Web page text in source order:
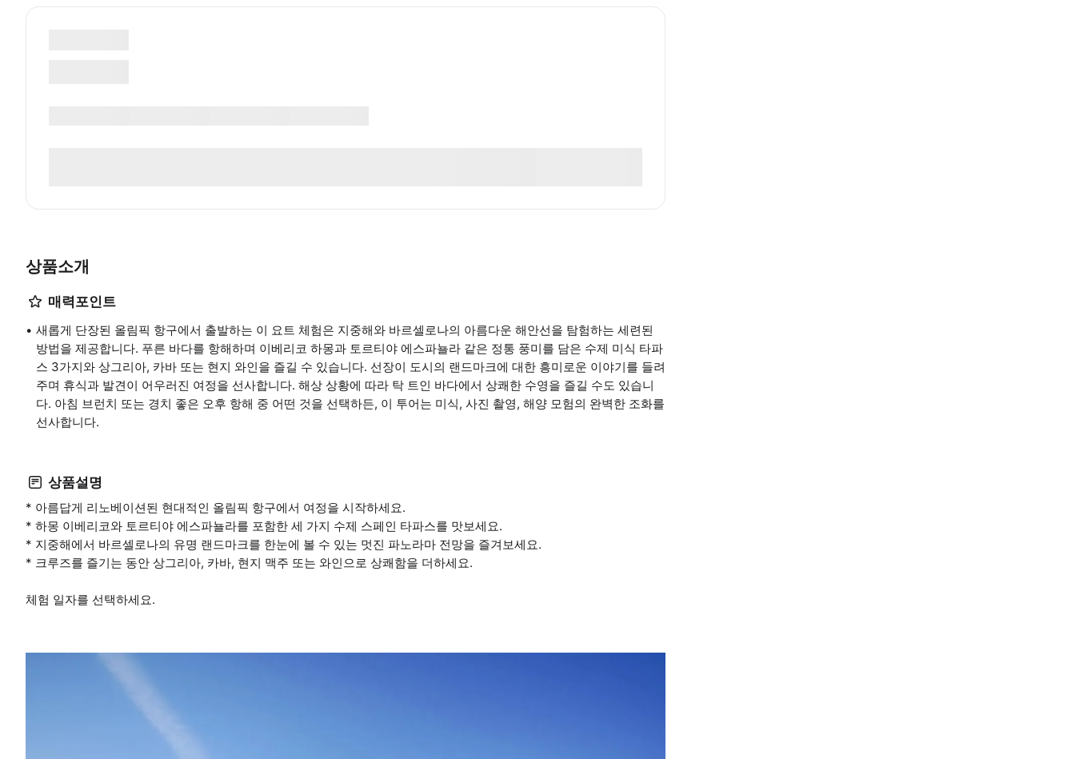
상품소개
매력포인트
새롭게 단장된 올림픽 항구에서 출발하는 이 요트 체험은 지중해와 바르셀로나의 아름다운 해안선을 탐험하는 세련된
방법을 제공합니다. 푸른 바다를 항해하며 이베리코 하몽과 토르티야 에스파뇰라 같은 정통 풍미를 담은 수제 미식 타파
스 3가지와 상그리아, 카바 또는 현지 와인을 즐길 수 있습니다. 선장이 도시의 랜드마크에 대한 흥미로운 이야기를 들려
주며 휴식과 발견이 어우러진 여정을 선사합니다. 해상 상황에 따라 탁 트인 바다에서 상쾌한 수영을 즐길 수도 있습니
다. 아침 브런치 또는 경치 좋은 오후 항해 중 어떤 것을 선택하든, 이 투어는 미식, 사진 촬영, 해양 모험의 완벽한 조화를
선사합니다.
상품설명
* 아름답게 리노베이션된 현대적인 올림픽 항구에서 여정을 시작하세요.
* 하몽 이베리코와 토르티야 에스파뇰라를 포함한 세 가지 수제 스페인 타파스를 맛보세요.
* 지중해에서 바르셀로나의 유명 랜드마크를 한눈에 볼 수 있는 멋진 파노라마 전망을 즐겨보세요.
* 크루즈를 즐기는 동안 상그리아, 카바, 현지 맥주 또는 와인으로 상쾌함을 더하세요.
체험 일자를 선택하세요.